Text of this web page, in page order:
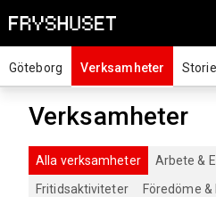
Göteborg Verksamheter
Verksamheter
Alla verksamheter
Arbete &
Fritidsaktiviteter
Föredöme